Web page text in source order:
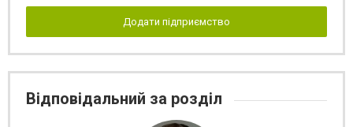
Додати підприємство
Відповідальний за розділ